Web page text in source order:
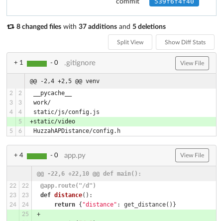
commit
8 changed files with 37 additions and 5 deletions
Split View Show Diff Stats
+ 1 - 0 .gitignore View File
@@ -2,4 +2,5 @@ venv
2 2 __pycache__
3 3 work/
4 4 static/js/config.js
5 +static/video
5 6 HuzzahAPDistance/config.h
+ 4 - 0 app.py View File
@@ -22,6 +22,10 @@ def main():
22 22 @app.route("/d")
23 23 def distance() :
24 24 return { "distance" : get_distance()}
25 +